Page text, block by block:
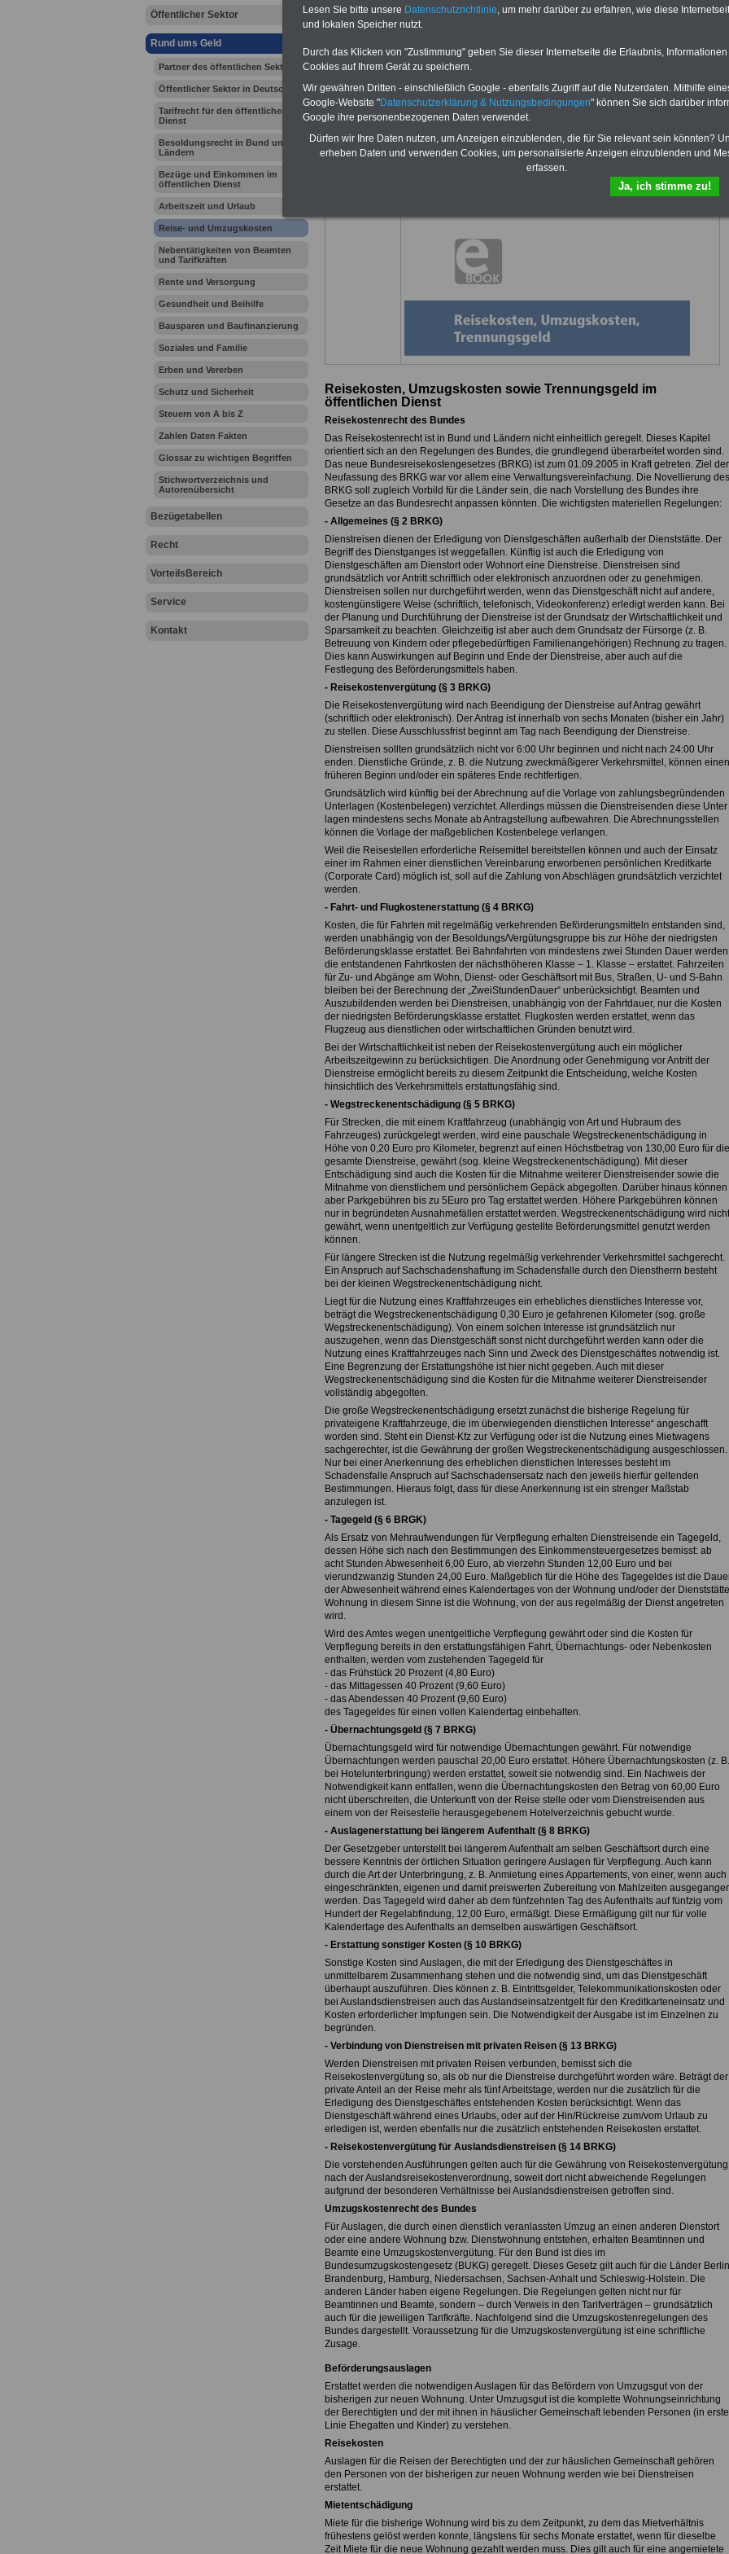
Öffentlicher Sektor
Rund ums Geld
Partner des öffentlichen Sektors
Öffentlicher Sektor in Deutschland
Tarifrecht für den öffentlichen
Dienst
Besoldungsrecht in Bund und
Ländern
Bezüge und Einkommen im
öffentlichen Dienst
Arbeitszeit und Urlaub
Reise- und Umzugskosten
Nebentätigkeiten von Beamten
und Tarifkräften
Rente und Versorgung
Gesundheit und Beihilfe
Bausparen und Baufinanzierung
Soziales und Familie
Erben und Vererben
Schutz und Sicherheit
Steuern von A bis Z
Zahlen Daten Fakten
Glossar zu wichtigen Begriffen
Stichwortverzeichnis und
Autorenübersicht
Bezügetabellen
Recht
VorteilsBereich
Service
Kontakt
Ihr Berufsunfähigkeitsschutz - Für den Fall der Fälle: Hannoversche Leben
Zur Übersicht von "Rund ums Geld"
Reisekosten, Umzugskosten sowie Trennungsgeld im
öffentlichen Dienst
Reisekostenrecht des Bundes
Das Reisekostenrecht ist in Bund und Ländern nicht einheitlich geregelt. Dieses Kapitel
orientiert sich an den Regelungen des Bundes, die grundlegend überarbeitet worden sind.
Das neue Bundesreisekostengesetzes (BRKG) ist zum 01.09.2005 in Kraft getreten. Ziel der
Neufassung des BRKG war vor allem eine Verwaltungsvereinfachung. Die Novellierung des
BRKG soll zugleich Vorbild für die Länder sein, die nach Vorstellung des Bundes ihre
Gesetze an das Bundesrecht anpassen könnten. Die wichtigsten materiellen Regelungen:
- Allgemeines (§ 2 BRKG)
Dienstreisen dienen der Erledigung von Dienstgeschäften außerhalb der Dienststätte. Der
Begriff des Dienstganges ist weggefallen. Künftig ist auch die Erledigung von
Dienstgeschäften am Dienstort oder Wohnort eine Dienstreise. Dienstreisen sind
grundsätzlich vor Antritt schriftlich oder elektronisch anzuordnen oder zu genehmigen.
Dienstreisen sollen nur durchgeführt werden, wenn das Dienstgeschäft nicht auf andere,
kostengünstigere Weise (schriftlich, telefonisch, Videokonferenz) erledigt werden kann. Bei
der Planung und Durchführung der Dienstreise ist der Grundsatz der Wirtschaftlichkeit und
Sparsamkeit zu beachten. Gleichzeitig ist aber auch dem Grundsatz der Fürsorge (z. B.
Betreuung von Kindern oder pflegebedürftigen Familienangehörigen) Rechnung zu tragen.
Dies kann Auswirkungen auf Beginn und Ende der Dienstreise, aber auch auf die
Festlegung des Beförderungsmittels haben.
- Reisekostenvergütung (§ 3 BRKG)
Die Reisekostenvergütung wird nach Beendigung der Dienstreise auf Antrag gewährt
(schriftlich oder elektronisch). Der Antrag ist innerhalb von sechs Monaten (bisher ein Jahr)
zu stellen. Diese Ausschlussfrist beginnt am Tag nach Beendigung der Dienstreise.
Dienstreisen sollten grundsätzlich nicht vor 6:00 Uhr beginnen und nicht nach 24:00 Uhr
enden. Dienstliche Gründe, z. B. die Nutzung zweckmäßigerer Verkehrsmittel, können einen
früheren Beginn und/oder ein späteres Ende rechtfertigen.
Grundsätzlich wird künftig bei der Abrechnung auf die Vorlage von zahlungsbegründenden
Unterlagen (Kostenbelegen) verzichtet. Allerdings müssen die Dienstreisenden diese Unter
lagen mindestens sechs Monate ab Antragstellung aufbewahren. Die Abrechnungsstellen
können die Vorlage der maßgeblichen Kostenbelege verlangen.
Weil die Reisestellen erforderliche Reisemittel bereitstellen können und auch der Einsatz
einer im Rahmen einer dienstlichen Vereinbarung erworbenen persönlichen Kreditkarte
(Corporate Card) möglich ist, soll auf die Zahlung von Abschlägen grundsätzlich verzichtet
werden.
- Fahrt- und Flugkostenerstattung (§ 4 BRKG)
Kosten, die für Fahrten mit regelmäßig verkehrenden Beförderungsmitteln entstanden sind,
werden unabhängig von der Besoldungs/Vergütungsgruppe bis zur Höhe der niedrigsten
Beförderungsklasse erstattet. Bei Bahnfahrten von mindestens zwei Stunden Dauer werden
die entstandenen Fahrtkosten der nächsthöheren Klasse – 1. Klasse – erstattet. Fahrzeiten
für Zu- und Abgänge am Wohn, Dienst- oder Geschäftsort mit Bus, Straßen, U- und S-Bahn
bleiben bei der Berechnung der „ZweiStundenDauer“ unberücksichtigt. Beamten und
Auszubildenden werden bei Dienstreisen, unabhängig von der Fahrtdauer, nur die Kosten
der niedrigsten Beförderungsklasse erstattet. Flugkosten werden erstattet, wenn das
Flugzeug aus dienstlichen oder wirtschaftlichen Gründen benutzt wird.
Bei der Wirtschaftlichkeit ist neben der Reisekostenvergütung auch ein möglicher
Arbeitszeitgewinn zu berücksichtigen. Die Anordnung oder Genehmigung vor Antritt der
Dienstreise ermöglicht bereits zu diesem Zeitpunkt die Entscheidung, welche Kosten
hinsichtlich des Verkehrsmittels erstattungsfähig sind.
- Wegstreckenentschädigung (§ 5 BRKG)
Für Strecken, die mit einem Kraftfahrzeug (unabhängig von Art und Hubraum des
Fahrzeuges) zurückgelegt werden, wird eine pauschale Wegstreckenentschädigung in
Höhe von 0,20 Euro pro Kilometer, begrenzt auf einen Höchstbetrag von 130,00 Euro für die
gesamte Dienstreise, gewährt (sog. kleine Wegstreckenentschädigung). Mit dieser
Entschädigung sind auch die Kosten für die Mitnahme weiterer Dienstreisender sowie die
Mitnahme von dienstlichem und persönlichem Gepäck abgegolten. Darüber hinaus können
aber Parkgebühren bis zu 5Euro pro Tag erstattet werden. Höhere Parkgebühren können
nur in begründeten Ausnahmefällen erstattet werden. Wegstreckenentschädigung wird nicht
gewährt, wenn unentgeltlich zur Verfügung gestellte Beförderungsmittel genutzt werden
können.
Für längere Strecken ist die Nutzung regelmäßig verkehrender Verkehrsmittel sachgerecht.
Ein Anspruch auf Sachschadenshaftung im Schadensfalle durch den Dienstherrn besteht
bei der kleinen Wegstreckenentschädigung nicht.
Liegt für die Nutzung eines Kraftfahrzeuges ein erhebliches dienstliches Interesse vor,
beträgt die Wegstreckenentschädigung 0,30 Euro je gefahrenen Kilometer (sog. große
Wegstreckenentschädigung). Von einem solchen Interesse ist grundsätzlich nur
auszugehen, wenn das Dienstgeschäft sonst nicht durchgeführt werden kann oder die
Nutzung eines Kraftfahrzeuges nach Sinn und Zweck des Dienstgeschäftes notwendig ist.
Eine Begrenzung der Erstattungshöhe ist hier nicht gegeben. Auch mit dieser
Wegstreckenentschädigung sind die Kosten für die Mitnahme weiterer Dienstreisender
vollständig abgegolten.
Die große Wegstreckenentschädigung ersetzt zunächst die bisherige Regelung für
privateigene Kraftfahrzeuge, die im überwiegenden dienstlichen Interesse“ angeschafft
worden sind. Steht ein Dienst-Kfz zur Verfügung oder ist die Nutzung eines Mietwagens
sachgerechter, ist die Gewährung der großen Wegstreckenentschädigung ausgeschlossen.
Nur bei einer Anerkennung des erheblichen dienstlichen Interesses besteht im
Schadensfalle Anspruch auf Sachschadensersatz nach den jeweils hierfür geltenden
Bestimmungen. Hieraus folgt, dass für diese Anerkennung ist ein strenger Maßstab
anzulegen ist.
- Tagegeld (§ 6 BRGK)
Als Ersatz von Mehraufwendungen für Verpflegung erhalten Dienstreisende ein Tagegeld,
dessen Höhe sich nach den Bestimmungen des Einkommensteuergesetzes bemisst: ab
acht Stunden Abwesenheit 6,00 Euro, ab vierzehn Stunden 12,00 Euro und bei
vierundzwanzig Stunden 24,00 Euro. Maßgeblich für die Höhe des Tagegeldes ist die
der Abwesenheit während eines Kalendertages von der Wohnung und/oder der
Wohnung in diesem Sinne ist die Wohnung, von der aus regelmäßig der Dienst angetreten
wird.
Wird des Amtes wegen unentgeltliche Verpflegung gewährt oder sind die Kosten für
Verpflegung bereits in den erstattungsfähigen Fahrt, Übernachtungs- oder Nebenkosten
enthalten, werden vom zustehenden Tagegeld für
- das Frühstück 20 Prozent (4,80 Euro)
- das Mittagessen 40 Prozent (9,60 Euro)
- das Abendessen 40 Prozent (9,60 Euro)
des Tagegeldes für einen vollen Kalendertag einbehalten.
- Übernachtungsgeld (§ 7 BRKG)
Übernachtungsgeld wird für notwendige Übernachtungen gewährt. Für notwendige
Übernachtungen werden pauschal 20,00 Euro erstattet. Höhere Übernachtungskosten (z. B.
bei Hotelunterbringung) werden erstattet, soweit sie notwendig sind. Ein Nachweis der
Notwendigkeit kann entfallen, wenn die Übernachtungskosten den Betrag von 60,00 Euro
nicht überschreiten, die Unterkunft von der Reise stelle oder vom Dienstreisenden aus
einem von der Reisestelle herausgegebenem Hotelverzeichnis gebucht wurde.
- Auslagenerstattung bei längerem Aufenthalt (§ 8 BRKG)
Der Gesetzgeber unterstellt bei längerem Aufenthalt am selben Geschäftsort durch eine
bessere Kenntnis der örtlichen Situation geringere Auslagen für Verpflegung. Auch kann
durch die Art der Unterbringung, z. B. Anmietung eines Appartements, von einer, wenn auch
eingeschränkten, eigenen und damit preiswerten Zubereitung von Mahlzeiten
werden. Das Tagegeld wird daher ab dem fünfzehnten Tag des Aufenthalts auf fünfzig vom
Hundert der Regelabfindung, 12,00 Euro, ermäßigt. Diese Ermäßigung gilt nur für volle
Kalendertage des Aufenthalts an demselben auswärtigen Geschäftsort.
- Erstattung sonstiger Kosten (§ 10 BRKG)
Sonstige Kosten sind Auslagen, die mit der Erledigung des Dienstgeschäftes in
unmittelbarem Zusammenhang stehen und die notwendig sind, um das Dienstgeschäft
überhaupt auszuführen. Dies können z. B. Eintrittsgelder, Telekommunikationskosten oder
bei Auslandsdienstreisen auch das Auslandseinsatzentgelt für den Kreditkarteneinsatz und
Kosten erforderlicher Impfungen sein. Die Notwendigkeit der Ausgabe ist im Einzelnen zu
begründen.
- Verbindung von Dienstreisen mit privaten Reisen (§ 13 BRKG)
Werden Dienstreisen mit privaten Reisen verbunden, bemisst sich die
Reisekostenvergütung so, als ob nur die Dienstreise durchgeführt worden wäre. Beträgt der
private Anteil an der Reise mehr als fünf Arbeitstage, werden nur die zusätzlich für die
Erledigung des Dienstgeschäftes entstehenden Kosten berücksichtigt. Wenn das
Dienstgeschäft während eines Urlaubs, oder auf der Hin/Rückreise zum/vom Urlaub zu
erledigen ist, werden ebenfalls nur die zusätzlich entstehenden Reisekosten erstattet.
- Reisekostenvergütung für Auslandsdienstreisen (§ 14 BRKG)
Die vorstehenden Ausführungen gelten auch für die Gewährung von Reisekostenvergütung
nach der Auslandsreisekostenverordnung, soweit dort nicht abweichende Regelungen
aufgrund der besonderen Verhältnisse bei Auslandsdienstreisen getroffen sind.
Umzugskostenrecht des Bundes
Für Auslagen, die durch einen dienstlich veranlassten Umzug an einen anderen Dienstort
oder eine andere Wohnung bzw. Dienstwohnung entstehen, erhalten Beamtinnen und
Beamte eine Umzugskostenvergütung. Für den Bund ist dies im
Bundesumzugskostengesetz (BUKG) geregelt. Dieses Gesetz gilt auch für die Länder
Brandenburg, Hamburg, Niedersachsen, Sachsen-Anhalt und Schleswig-Holstein. Die
anderen Länder haben eigene Regelungen. Die Regelungen gelten nicht nur für
Beamtinnen und Beamte, sondern – durch Verweis in den Tarifverträgen – grundsätzlich
auch für die jeweiligen Tarifkräfte. Nachfolgend sind die Umzugskostenregelungen des
Bundes dargestellt. Voraussetzung für die Umzugskostenvergütung ist eine schriftliche
Zusage.
Beförderungsauslagen
Erstattet werden die notwendigen Auslagen für das Befördern von Umzugsgut von der
bisherigen zur neuen Wohnung. Unter Umzugsgut ist die komplette Wohnungseinrichtung
der Berechtigten und der mit ihnen in häuslicher Gemeinschaft lebenden Personen (in
Linie Ehegatten und Kinder) zu verstehen.
Reisekosten
Auslagen für die Reisen der Berechtigten und der zur häuslichen Gemeinschaft gehören
den Personen von der bisherigen zur neuen Wohnung werden wie bei Dienstreisen
erstattet.
Mietentschädigung
Miete für die bisherige Wohnung wird bis zu dem Zeitpunkt, zu dem das Mietverhältnis
frühestens gelöst werden konnte, längstens für sechs Monate erstattet, wenn für dieselbe
Zeit Miete für die neue Wohnung gezahlt werden muss. Dies gilt auch für eine angemietete
Lesen Sie bitte unsere Datenschutzrichtlinie, um mehr darüber zu erfahren, wie diese
und lokalen Speicher nutzt.
Durch das Klicken von "Zustimmung" geben Sie dieser Internetseite die Erlaubnis,
Cookies auf Ihrem Gerät zu speichern.
Wir gewähren Dritten - einschließlich Google - ebenfalls Zugriff auf die Nutzerdaten. Mithilfe
Google-Website "Datenschutzerklärung & Nutzungsbedingungen" können Sie sich darüber
Google ihre personenbezogenen Daten verwendet.
Dürfen wir Ihre Daten nutzen, um Anzeigen einzublenden, die für Sie relevant sein könnten?
erheben Daten und verwenden Cookies, um personalisierte Anzeigen einzublenden und
erfassen.
Ja, ich stimme zu!